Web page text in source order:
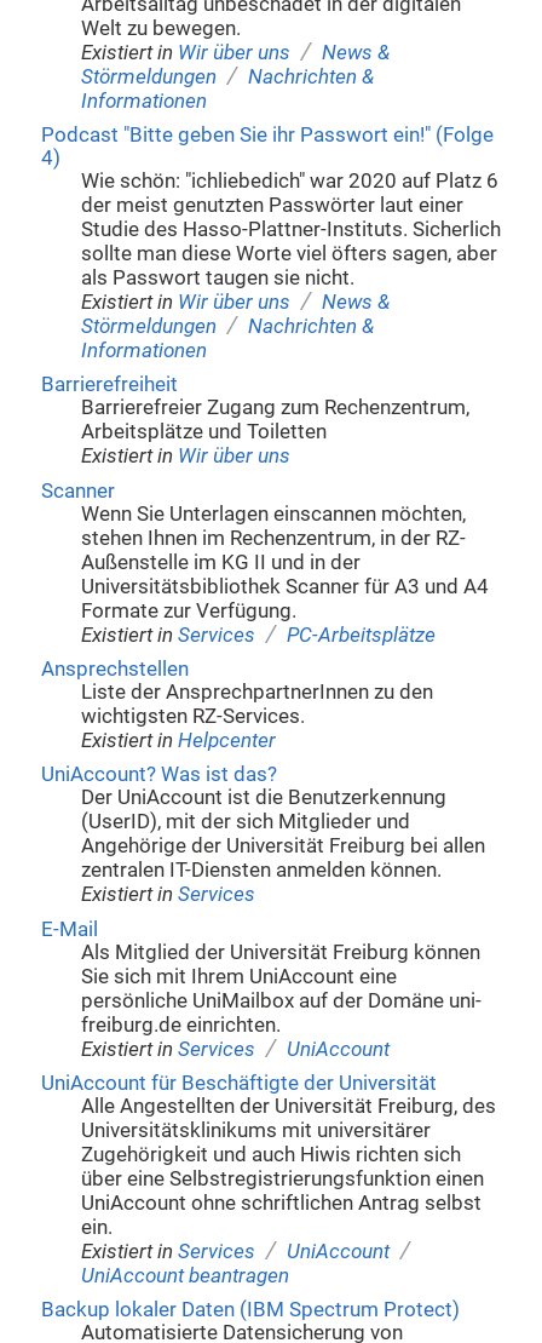
Welt zu bewegen.
Existiert in Wir über uns / News &
Störmeldungen / Nachrichten &
Informationen
Podcast "Bitte geben Sie ihr Passwort ein!" (Folge
4)
Wie schön: "ichliebedich" war 2020 auf Platz 6
der meist genutzten Passwörter laut einer
Studie des Hasso-Plattner-Instituts. Sicherlich
sollte man diese Worte viel öfters sagen, aber
als Passwort taugen sie nicht.
Existiert in Wir über uns / News &
Störmeldungen / Nachrichten &
Informationen
Barrierefreiheit
Barrierefreier Zugang zum Rechenzentrum,
Arbeitsplätze und Toiletten
Existiert in Wir über uns
Scanner
Wenn Sie Unterlagen einscannen möchten,
stehen Ihnen im Rechenzentrum, in der RZ-
Außenstelle im KG II und in der
Universitätsbibliothek Scanner für A3 und A4
Formate zur Verfügung.
Existiert in Services / PC-Arbeitsplätze
Ansprechstellen
Liste der AnsprechpartnerInnen zu den
wichtigsten RZ-Services.
Existiert in Helpcenter
UniAccount? Was ist das?
Der UniAccount ist die Benutzerkennung
(UserID), mit der sich Mitglieder und
Angehörige der Universität Freiburg bei allen
zentralen IT-Diensten anmelden können.
Existiert in Services
E-Mail
Als Mitglied der Universität Freiburg können
Sie sich mit Ihrem UniAccount eine
persönliche UniMailbox auf der Domäne uni-
freiburg.de einrichten.
Existiert in Services / UniAccount
UniAccount für Beschäftigte der Universität
Alle Angestellten der Universität Freiburg, des
Universitätsklinikums mit universitärer
Zugehörigkeit und auch Hiwis richten sich
über eine Selbstregistrierungsfunktion einen
UniAccount ohne schriftlichen Antrag selbst
ein.
Existiert in Services / UniAccount /
UniAccount beantragen
Backup lokaler Daten (IBM Spectrum Protect)
Automatisierte Datensicherung von